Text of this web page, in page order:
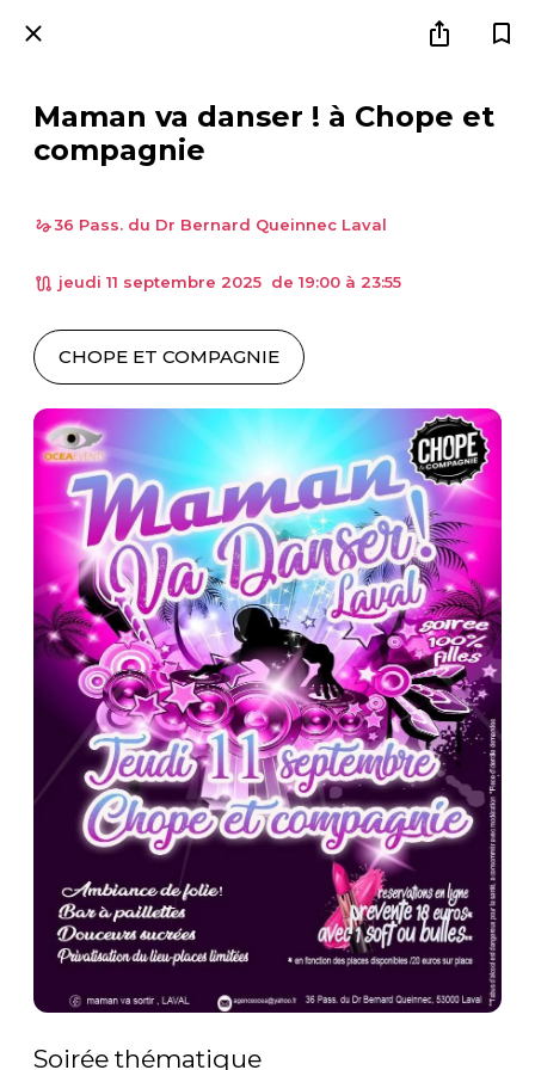
Maman va danser ! à Chope et
compagnie
36 Pass. du Dr Bernard Queinnec Laval
jeudi 11 septembre 2025  de 19:00 à 23:55
CHOPE ET COMPAGNIE
Soirée thématique